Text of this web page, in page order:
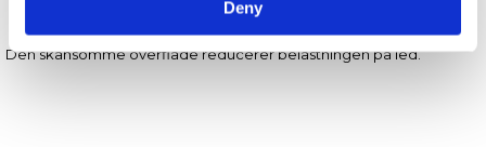
Deny
Udstrækning og afspænding.
Den skånsomme overflade reducerer belastningen på led.